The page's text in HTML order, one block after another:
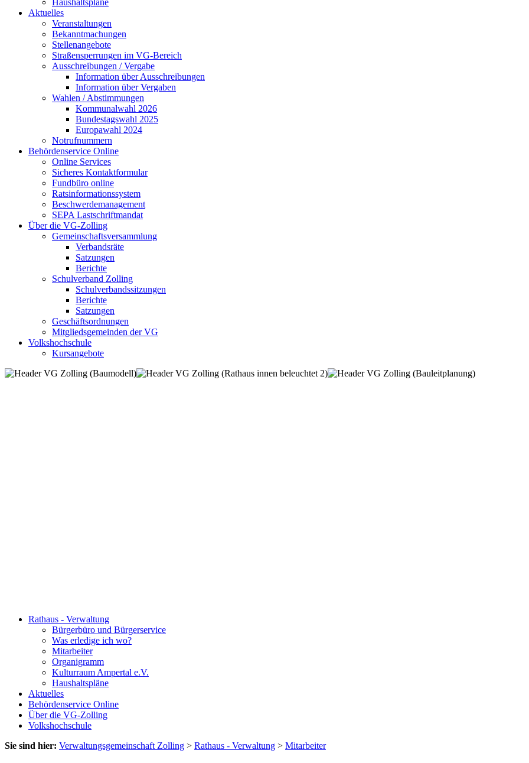
Haushaltspläne
Aktuelles
Veranstaltungen
Bekanntmachungen
Stellenangebote
Straßensperrungen im VG-Bereich
Ausschreibungen / Vergabe
Information über Ausschreibungen
Information über Vergaben
Wahlen / Abstimmungen
Kommunalwahl 2026
Bundestagswahl 2025
Europawahl 2024
Notrufnummern
Behördenservice Online
Online Services
Sicheres Kontaktformular
Fundbüro online
Ratsinformationssystem
Beschwerdemanagement
SEPA Lastschriftmandat
Über die VG-Zolling
Gemeinschaftsversammlung
Verbandsräte
Satzungen
Berichte
Schulverband Zolling
Schulverbandssitzungen
Berichte
Satzungen
Geschäftsordnungen
Mitgliedsgemeinden der VG
Volkshochschule
Kursangebote
Rathaus - Verwaltung
Bürgerbüro und Bürgerservice
Was erledige ich wo?
Mitarbeiter
Organigramm
Kulturraum Ampertal e.V.
Haushaltspläne
Aktuelles
Behördenservice Online
Über die VG-Zolling
Volkshochschule
Sie sind hier: Verwaltungsgemeinschaft Zolling > Rathaus - Verwaltung > Mitarbeiter